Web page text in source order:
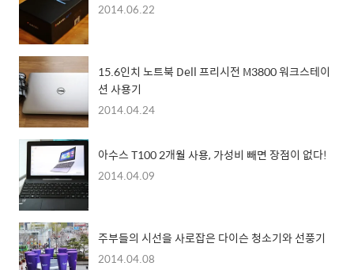
2014.06.22
15.6인치 노트북 Dell 프리시전 M3800 워크스테이
션 사용기
2014.04.24
아수스 T100 2개월 사용, 가성비 빼면 장점이 없다!
2014.04.09
주부들의 시선을 사로잡은 다이슨 청소기와 선풍기
2014.04.08